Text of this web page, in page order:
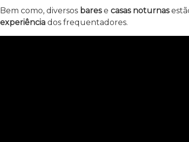
Bem como, diversos barese casas noturnas
experiência dos frequentadores.